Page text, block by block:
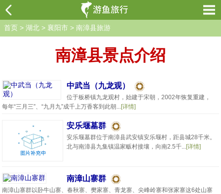
首页 > 湖北 > 襄阳市 > 南漳县旅游
南漳县景点介绍
中武当（九龙观）
位于板桥镇九龙观村，始建于宋朝，2002年恢复重建，
每年“三月三”、“九月九”成千上万香客到此朝...[详情]
安乐堰墓群
安乐堰墓群位于南漳县武安镇安乐堰村，距县城28千米。
北与南漳县九集镇温家畈村接壤，向南2.5千...[详情]
南漳山寨群
南漳山寨群以卧牛山寨、春秋寨、樊家寨、青龙寨、尖峰岭寨和张家寨这6处山寨